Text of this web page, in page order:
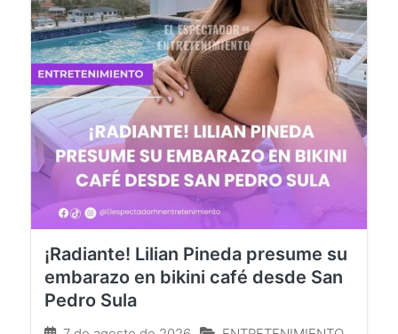
¡Radiante! Lilian Pineda presume su
embarazo en bikini café desde San